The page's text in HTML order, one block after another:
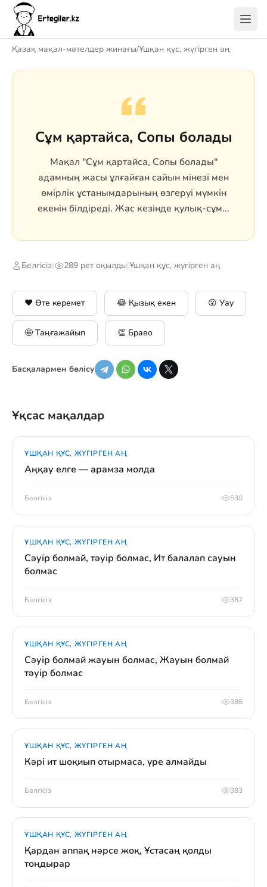
Қазақ мақал-мәтелдер жинағы/Ұшқан құс, жүгірген аң
Сұм қартайса, Сопы болады
Мақал "Сұм қартайса, Сопы болады"
адамның жасы ұлғайған сайын мінезі мен
өмірлік ұстанымдарының өзгеруі мүмкін
екенін білдіреді. Жас кезінде қулық-сұм...
Белгісіз| 289 рет оқылды|Ұшқан құс, жүгірген аң
❤️ Өте керемет 😂 Қызық екен 😮 Уау
🤩 Таңғажайып 👏 Браво
Басқалармен бөлісу
Ұқсас мақалдар
ҰШҚАН ҚҰС, ЖҮГІРГЕН АҢ
Аңқау елге — арамза молда
Белгісіз 530
ҰШҚАН ҚҰС, ЖҮГІРГЕН АҢ
Сәуір болмай, тәуір болмас, Ит балалап сауын
болмас
Белгісіз 387
ҰШҚАН ҚҰС, ЖҮГІРГЕН АҢ
Сәуір болмай жауын болмас, Жауын болмай
тәуір болмас
Белгісіз 386
ҰШҚАН ҚҰС, ЖҮГІРГЕН АҢ
Кәрі ит шоқиып отырмаса, үре алмайды
Белгісіз 383
ҰШҚАН ҚҰС, ЖҮГІРГЕН АҢ
Қардан аппақ нәрсе жоқ, Ұстасаң қолды
тоңдырар